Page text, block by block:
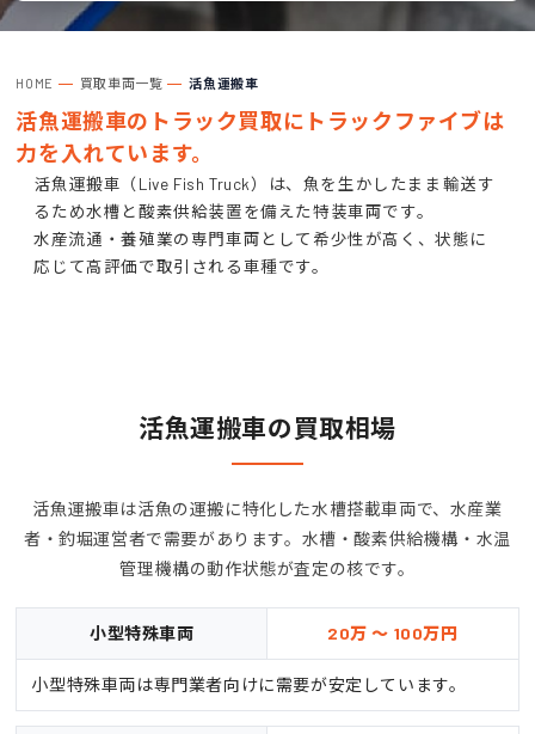
HOME 買取車両一覧 活魚運搬車
活魚運搬車のトラック買取にトラックファイブは
力を入れています。
活魚運搬車（Live Fish Truck）は、魚を生かしたまま輸送す
るため水槽と酸素供給装置を備えた特装車両です。
水産流通・養殖業の専門車両として希少性が高く、状態に
応じて高評価で取引される車種です。
活魚運搬車の買取相場
活魚運搬車は活魚の運搬に特化した水槽搭載車両で、水産業
者・釣堀運営者で需要があります。水槽・酸素供給機構・水温
管理機構の動作状態が査定の核です。
小型特殊車両
小型特殊車両は専門業者向けに需要が安定しています。
20万 ～ 100万円